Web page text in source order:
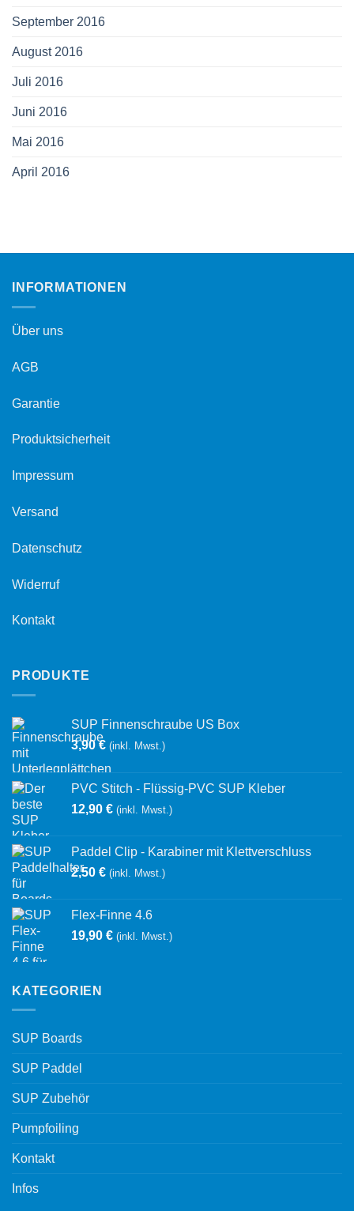
September 2016
August 2016
Juli 2016
Juni 2016
Mai 2016
April 2016
INFORMATIONEN
Über uns
AGB
Garantie
Produktsicherheit
Impressum
Versand
Datenschutz
Widerruf
Kontakt
PRODUKTE
SUP Finnenschraube US Box
3,90€ (inkl. Mwst.)
PVC Stitch - Flüssig-PVC SUP Kleber
12,90 € (inkl. Mwst.)
Paddel Clip - Karabiner mit Klettverschluss
2,50 € (inkl. Mwst.)
Flex-Finne 4.6
19,90 € (inkl. Mwst.)
KATEGORIEN
SUP Boards
SUP Paddel
SUP Zubehör
Pumpfoiling
Kontakt
Infos